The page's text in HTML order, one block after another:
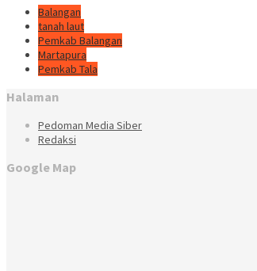
Balangan
tanah laut
Pemkab Balangan
Martapura
Pemkab Tala
Halaman
Pedoman Media Siber
Redaksi
Google Map